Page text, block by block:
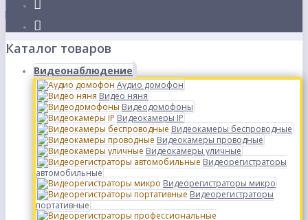
Каталог товаров
Видеонаблюдение
Аудио домофон
Видео няня
Видеодомофоны
Видеокамеры IP
Видеокамеры беспроводные
Видеокамеры проводные
Видеокамеры уличные
Видеорегистраторы
автомобильные
Видеорегистраторы микро
Видеорегистраторы
портативные